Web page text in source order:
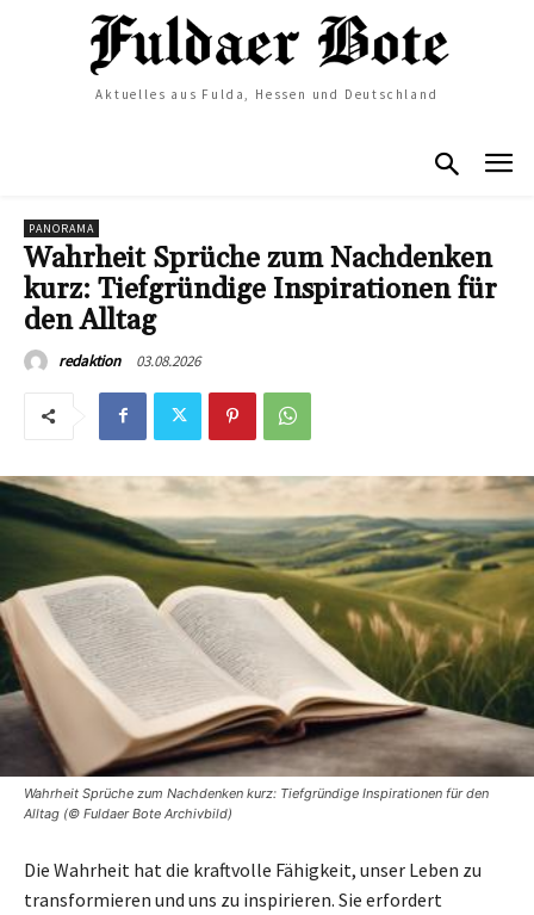
Aktuelles aus Fulda, Hessen und Deutschland
PANORAMA
Wahrheit Sprüche zum Nachdenken
kurz: Tiefgründige Inspirationen für
den Alltag
redaktion 03.08.2026
Wahrheit Sprüche zum Nachdenken kurz: Tiefgründige Inspirationen für den
Alltag (© Fuldaer Bote Archivbild)
Die Wahrheit hat die kraftvolle Fähigkeit, unser Leben zu
transformieren und uns zu inspirieren. Sie erfordert